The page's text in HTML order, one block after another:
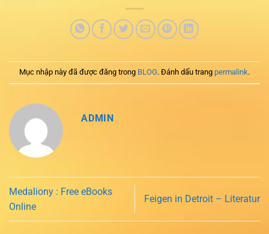
Mục nhập này đã được đăng trong BLOG. Đánh dấu trang permalink.
ADMIN
Medaliony : Free eBooks
Online
Feigen in Detroit – Literatur